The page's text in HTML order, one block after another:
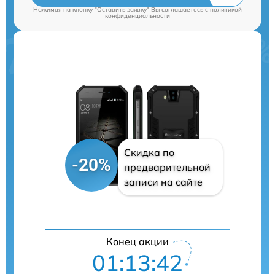
Нажимая на кнопку "Оставить заявку" Вы соглашаетесь cполитикой
конфиденциальности
-20%
Скидка по
предварительной
записи на сайте
Конец акции
01:13:41